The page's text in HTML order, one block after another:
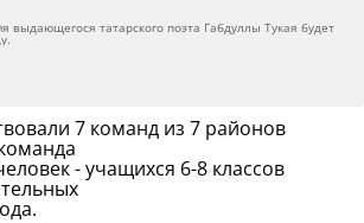
выдающегося татарского поэта Габдуллы Тукая будет
7 команд из 7 районов
- учащихся 6-8 классов